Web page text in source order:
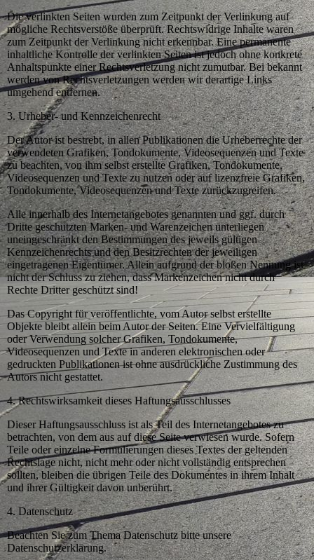
Die verlinkten Seiten wurden zum Zeitpunkt der Verlinkung auf
mögliche Rechtsverstöße überprüft. Rechtswidrige Inhalte waren
zum Zeitpunkt der Verlinkung nicht erkennbar. Eine permanente
inhaltliche Kontrolle der verlinkten Seiten ist jedoch ohne konkrete
Anhaltspunkte einer Rechtsverletzung nicht zumutbar. Bei bekannt
werden von Rechtsverletzungen werden wir derartige Links
umgehend entfernen.
3. Urheber- und Kennzeichenrecht
Der Autor ist bestrebt, in allen Publikationen die Urheberrechte der
verwendeten Grafiken, Tondokumente, Videosequenzen und Texte
zu beachten, von ihm selbst erstellte Grafiken, Tondokumente,
Videosequenzen und Texte zu nutzen oder auf lizenzfreie Grafiken,
Tondokumente, Videosequenzen und Texte zurückzugreifen.
Alle innerhalb des Internetangebotes genannten und ggf. durch
Dritte geschützten Marken- und Warenzeichen unterliegen
uneingeschränkt den Bestimmungen des jeweils gültigen
Kennzeichenrechts und den Besitzrechten der jeweiligen
eingetragenen Eigentümer. Allein aufgrund der bloßen Nennung ist
nicht der Schluss zu ziehen, dass Markenzeichen nicht durch
Rechte Dritter geschützt sind!
Das Copyright für veröffentlichte, vom Autor selbst erstellte
Objekte bleibt allein beim Autor der Seiten. Eine Vervielfältigung
oder Verwendung solcher Grafiken, Tondokumente,
Videosequenzen und Texte in anderen elektronischen oder
gedruckten Publikationen ist ohne ausdrückliche Zustimmung des
Autors nicht gestattet.
4. Rechtswirksamkeit dieses Haftungsausschlusses
Dieser Haftungsausschluss ist als Teil des Internetangebotes zu
betrachten, von dem aus auf diese Seite verwiesen wurde. Sofern
Teile oder einzelne Formulierungen dieses Textes der geltenden
Rechtslage nicht, nicht mehr oder nicht vollständig entsprechen
sollten, bleiben die übrigen Teile des Dokumentes in ihrem Inhalt
und ihrer Gültigkeit davon unberührt.
4. Datenschutz
Beachten Sie zum Thema Datenschutz bitte unsere
Datenschutzerklärung.